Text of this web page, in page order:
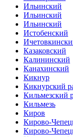
Ильинский
Ильинский
Ильинский
Истобенский
Казаковский
Калининский
Канахинский
Кикнур
Кикнурский
Кильмезский
Кильмезь
Киров
Кирово-
Кирово-